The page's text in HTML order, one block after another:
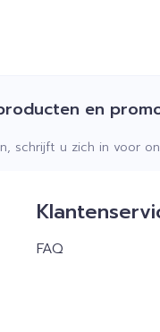
en
schrijft u zich in voor
FAQ